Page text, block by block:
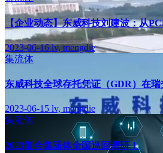
【企业动态】东威科技刘建波：从
2023-06-16lv, mengdie
集流体
东威科技全球存托凭证（GDR）在
2023-06-15 lv, mengdie
集流体
2023复合集流体全国巡回调研！